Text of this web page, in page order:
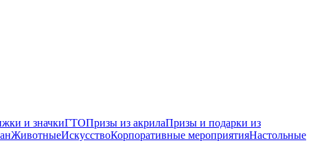
и значкиГТОПризы из акрилаПризы и подарки из
ЖивотныеИскусствоКорпоративные мероприятияНастольные